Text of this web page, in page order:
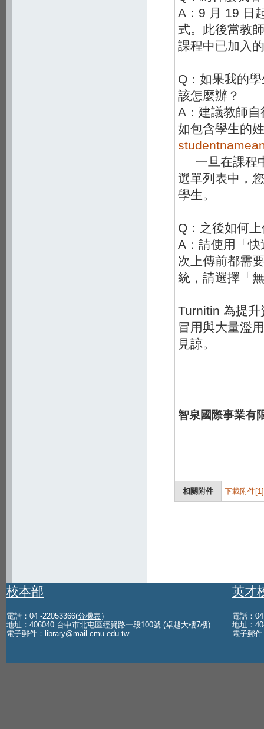
A：9 月 19 日
式。此後當教
課程中已加入
Q：如果我的
該怎麼辦？
A：建議教師
如包含學生的
一旦在課程
選單列表中，
學生。
Q：之後如何
A：請使用「
次上傳前都需
統，請選擇「
Turnitin 為提
冒用與大量濫
見諒。
智泉國際事業有
相關附件 下載附件[1]
校本部
電話：04 -22053366(分機表）
地址：406040 台中市北屯區經貿路一段100號 (卓越大樓7樓)
電子郵件： library@mail.cmu.edu.tw
英才
電話：
地址：
電子郵